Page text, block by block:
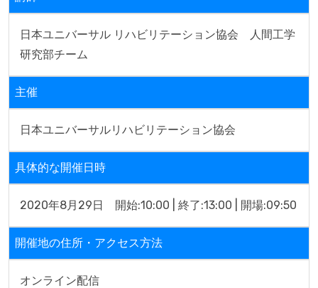
日本ユニバーサル リハビリテーション協会　人間工学
研究部チーム
主催
日本ユニバーサルリハビリテーション協会
具体的な開催日時
2020年8月29日　開始:10:00 | 終了:13:00 | 開場:09:50
開催地の住所・アクセス方法
オンライン配信